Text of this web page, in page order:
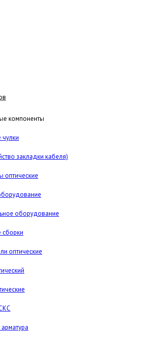
компоненты
закладки кабеля)
оптические
оборудование
оптические